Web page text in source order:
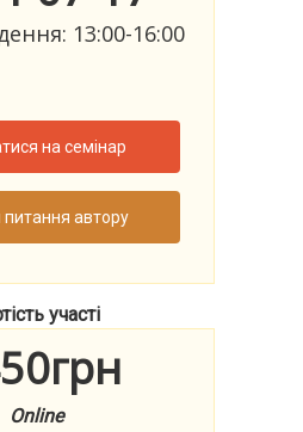
13:00-16:00
на семінар
питання автору
участі
Online